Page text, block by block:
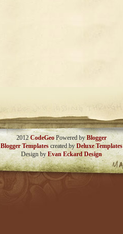
2012CodeGeo Powered byBlogger
Blogger Templates created by Deluxe Templates
Design by Evan Eckard Design